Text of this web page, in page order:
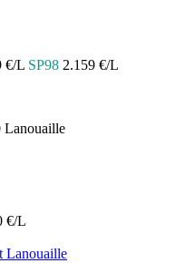
€/L SP98 2.159 €/L
Lanouaille
€/L
Lanouaille